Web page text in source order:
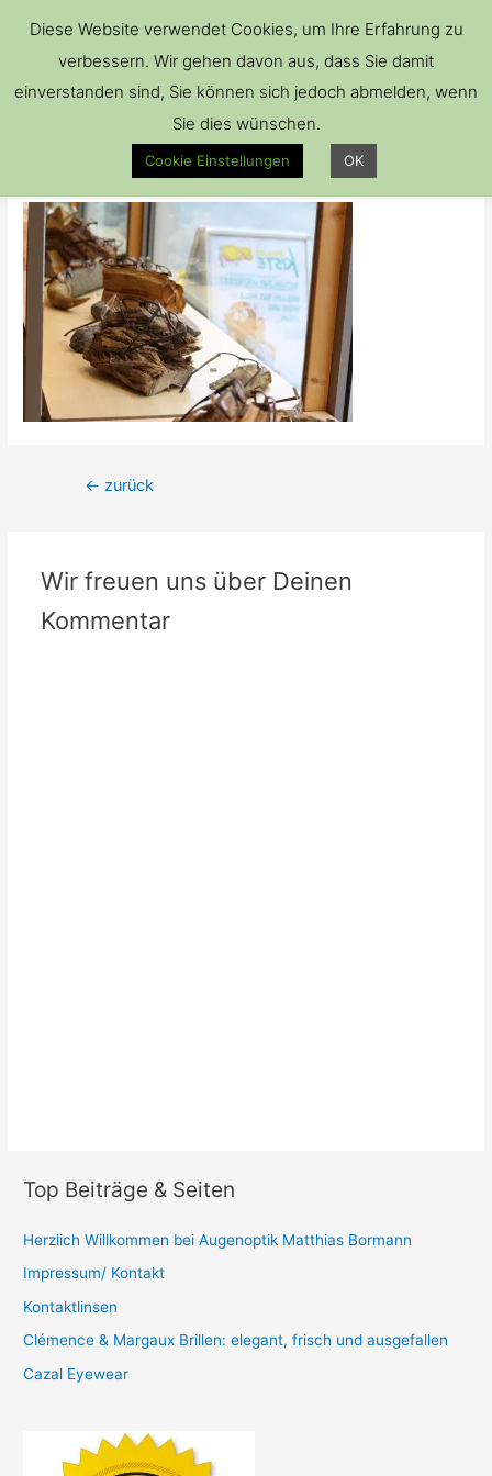
IMG_4448
Kommentar verfassen / VonBrillenkiste
Beitrags-
← zurück
Wir freuen uns über Deinen
Kommentar
Top Beiträge & Seiten
Herzlich Willkommen bei Augenoptik Matthias Bormann
Impressum/ Kontakt
Kontaktlinsen
Clémence & Margaux Brillen: elegant, frisch und ausgefallen
Cazal Eyewear
Diese Website verwendet Cookies, um Ihre Erfahrung zu
verbessern. Wir gehen davon aus, dass Sie damit
einverstanden sind, Sie können sich jedoch abmelden, wenn
Sie dies wünschen.
Cookie Einstellungen OK